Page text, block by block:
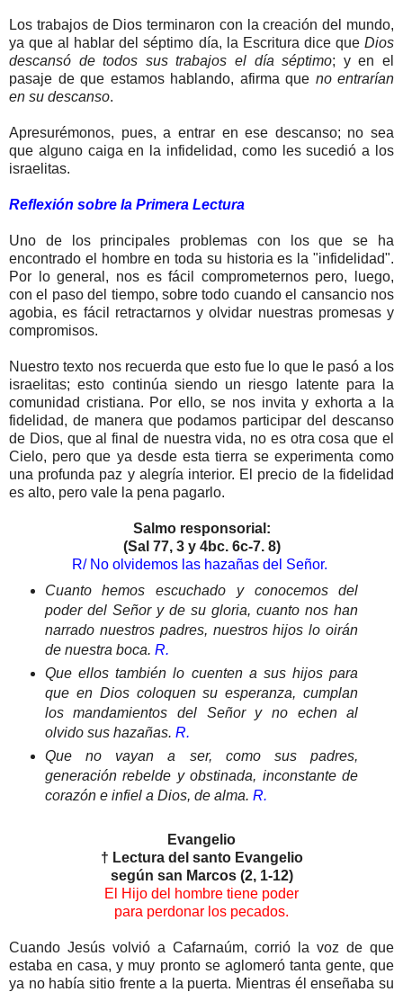
Los trabajos de Dios terminaron con la creación del mundo,
ya que al hablar del séptimo día, la Escritura dice que Dios
descansó de todos sus trabajos el día séptimo; y en el
pasaje de que estamos hablando, afirma que no entrarían
en su descanso.
Apresurémonos, pues, a entrar en ese descanso; no sea
que alguno caiga en la infidelidad, como les sucedió a los
israelitas.
Reflexión sobre la Primera Lectura
Uno de los principales problemas con los que se ha
encontrado el hombre en toda su historia es la "infidelidad".
Por lo general, nos es fácil comprometernos pero, luego,
con el paso del tiempo, sobre todo cuando el cansancio nos
agobia, es fácil retractarnos y olvidar nuestras promesas y
compromisos.
Nuestro texto nos recuerda que esto fue lo que le pasó a los
israelitas; esto continúa siendo un riesgo latente para la
comunidad cristiana. Por ello, se nos invita y exhorta a la
fidelidad, de manera que podamos participar del descanso
de Dios, que al final de nuestra vida, no es otra cosa que el
Cielo, pero que ya desde esta tierra se experimenta como
una profunda paz y alegría interior. El precio de la fidelidad
es alto, pero vale la pena pagarlo.
Salmo responsorial:
(Sal 77, 3 y 4bc. 6c-7. 8)
R/ No olvidemos las hazañas del Señor.
Cuanto hemos escuchado y conocemos del
poder del Señor y de su gloria, cuanto nos han
narrado nuestros padres, nuestros hijos lo oirán
de nuestra boca. R.
Que ellos también lo cuenten a sus hijos para
que en Dios coloquen su esperanza, cumplan
los mandamientos del Señor y no echen al
olvido sus hazañas. R.
Que no vayan a ser, como sus padres,
generación rebelde y obstinada, inconstante de
corazón e infiel a Dios, de alma. R.
Evangelio
† Lectura del santo Evangelio
según san Marcos (2, 1-12)
El Hijo del hombre tiene poder
para perdonar los pecados.
Cuando Jesús volvió a Cafarnaúm, corrió la voz de que
estaba en casa, y muy pronto se aglomeró tanta gente, que
ya no había sitio frente a la puerta. Mientras él enseñaba su